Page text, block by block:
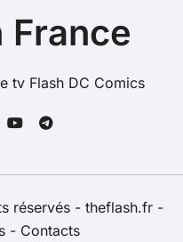
France
tv Flash DC Comics
réservés - theflash.fr -
- Contacts